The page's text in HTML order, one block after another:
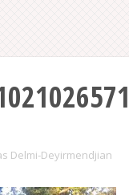
Delmi-Deyirmendjian